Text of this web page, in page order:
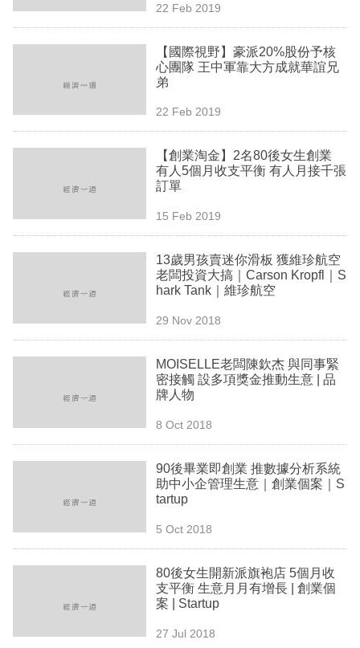
技
生
欄
區
22 Feb 2019
【國際視野】豪派20%股份予核
心團隊 王中軍靠大方成就華誼兄
弟
22 Feb 2019
【創業淘金】2名80後女生創業
有人5個月收支平衡 有人月接千張
訂單
15 Feb 2019
13歲男孩賣迷你滑板 獲維珍航空
老闆投資大搞｜Carson Kropfl｜S
hark Tank｜維珍航空
29 Nov 2018
MOISELLE老闆陳欽杰 與同事緊
密接觸 設多項獎金推動生意 | 品
牌人物
8 Oct 2018
90後畢業即創業 推數據分析系統
助中小企管理生意｜創業個案｜S
tartup
5 Oct 2018
80後女生開新派旗袍店 5個月收
支平衡 生意月月有增長 | 創業個
案 | Startup
27 Jul 2018